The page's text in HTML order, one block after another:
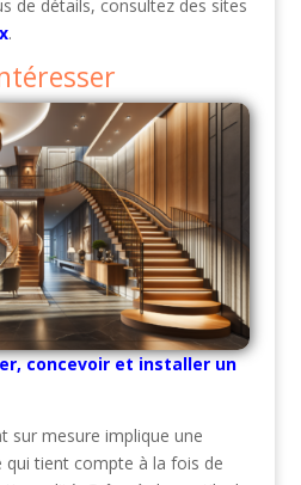
de détails, consultez des sites
.
concevoir et installer un
sur mesure implique une
qui tient compte à la fois de